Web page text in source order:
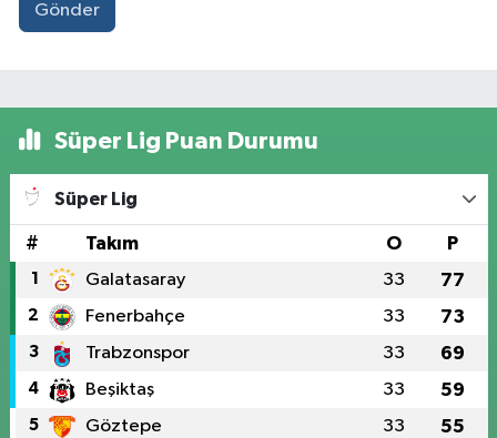
Gönder
Süper Lig Puan Durumu
Süper Lig
# Takım O P
1 Galatasaray 33 77
2 Fenerbahçe 33 73
3 Trabzonspor 33 69
4 Beşiktaş 33 59
5 Göztepe 33 55